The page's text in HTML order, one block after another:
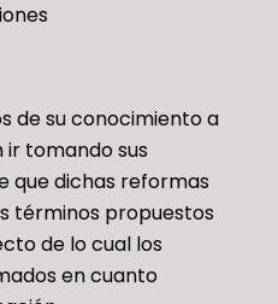
de su conocimiento a
tomando sus
que dichas reformas
términos propuestos
de lo cual los
en cuanto